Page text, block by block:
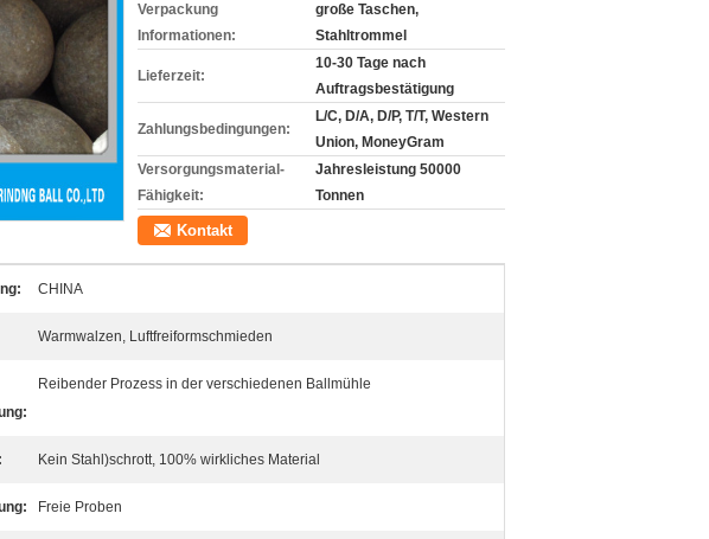
Verpackung
Informationen:
große Taschen,
Stahltrommel
Lieferzeit:
10-30 Tage nach
Auftragsbestätigung
Zahlungsbedingungen:
L/C, D/A, D/P, T/T, Western
Union, MoneyGram
Versorgungsmaterial-
Fähigkeit:
Jahresleistung 50000
Tonnen
Kontakt
CHINA
Warmwalzen, Luftfreiformschmieden
Reibender Prozess in der verschiedenen Ballmühle
Kein Stahl)schrott, 100% wirkliches Material
Freie Proben